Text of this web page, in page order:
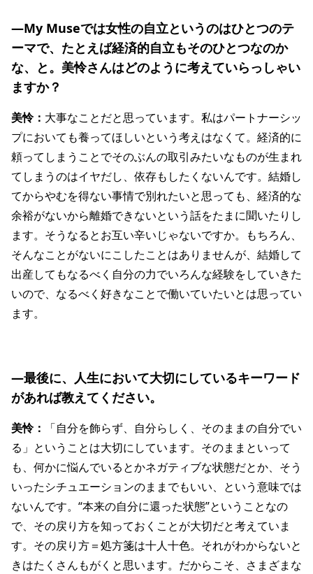
―My Museでは女性の自立というのはひとつのテ
ーマで、たとえば経済的自立もそのひとつなのか
な、と。美怜さんはどのように考えていらっしゃい
ますか？
美怜： 大事なことだと思っています。私はパートナーシッ
プにおいても養ってほしいという考えはなくて。経済的に
頼ってしまうことでそのぶんの取引みたいなものが生まれ
てしまうのはイヤだし、依存もしたくないんです。結婚し
てからやむを得ない事情で別れたいと思っても、経済的な
余裕がないから離婚できないという話をたまに聞いたりし
ます。そうなるとお互い辛いじゃないですか。もちろん、
そんなことがないにこしたことはありませんが、結婚して
出産してもなるべく自分の力でいろんな経験をしていきた
いので、なるべく好きなことで働いていたいとは思ってい
ます。
―最後に、人生において大切にしているキーワード
があれば教えてください。
美怜：
「自分を飾らず、自分らしく、そのままの自分でい
る」ということは大切にしています。そのままといって
も、何かに悩んでいるとかネガティブな状態だとか、そう
いったシチュエーションのままでもいい、という意味では
ないんです。“本来の自分に還った状態”ということなの
で、その戻り方を知っておくことが大切だと考えていま
す。その戻り方＝処方箋は十人十色。それがわからないと
きはたくさんもがくと思います。だからこそ、さまざまな